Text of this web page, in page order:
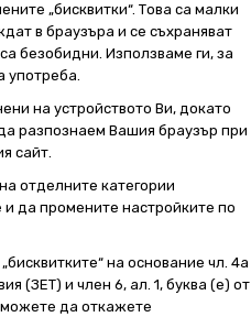
„бисквитки“. Това са малки
в браузъра и се съхраняват
безобидни. Използваме ги, за
употреба.
на устройството Ви, докато
разпознаем Вашия браузър при
сайт.
отделните категории
и да промените настройките по
на основание чл. 4а
(ЗЕТ) и член 6, ал. 1, буква (е) от
можете да откажете